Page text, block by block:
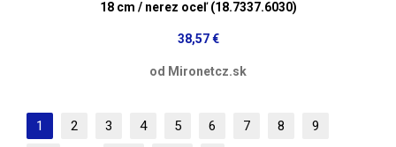
18 cm / nerez oceľ (18.7337.6030)
38,57 €
od Mironetcz.sk
1 2 3 4 5 6 7 8
9